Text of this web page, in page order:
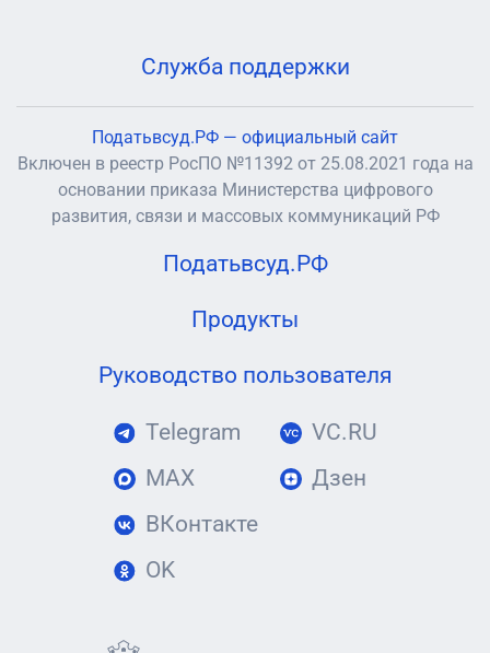
Служба поддержки
Податьвсуд.РФ — официальный сайт
Включен в реестр РосПО №11392 от 25.08.2021 года на
основании приказа Министерства цифрового
развития, связи и массовых коммуникаций РФ
Податьвсуд.РФ
Продукты
Руководство пользователя
Telegram
MAX
ВКонтакте
OK
VC.RU
Дзен